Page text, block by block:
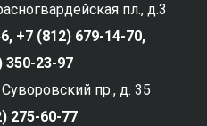
пл., д.3
+7 (812) 679-14-70,
350-23-97
пр., д. 35
275-60-77